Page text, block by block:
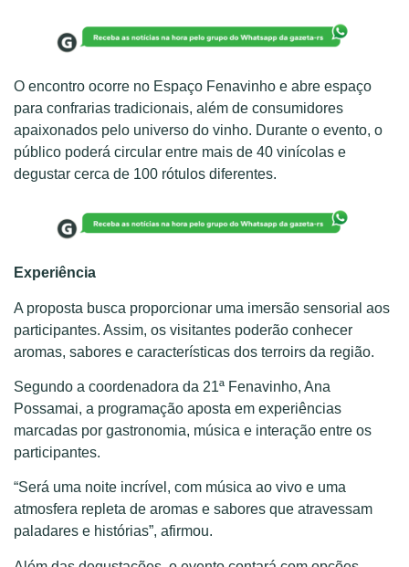
O encontro ocorre no Espaço Fenavinho e abre espaço
para confrarias tradicionais, além de consumidores
apaixonados pelo universo do vinho. Durante o evento, o
público poderá circular entre mais de 40 vinícolas e
degustar cerca de 100 rótulos diferentes.
Experiência
A proposta busca proporcionar uma imersão sensorial aos
participantes. Assim, os visitantes poderão conhecer
aromas, sabores e características dos terroirs da região.
Segundo a coordenadora da 21ª Fenavinho, Ana
Possamai, a programação aposta em experiências
marcadas por gastronomia, música e interação entre os
participantes.
“Será uma noite incrível, com música ao vivo e uma
atmosfera repleta de aromas e sabores que atravessam
paladares e histórias”, afirmou.